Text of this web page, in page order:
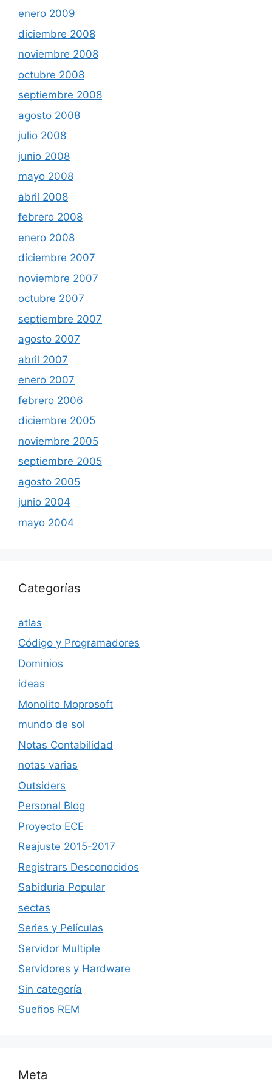
enero 2009
diciembre 2008
noviembre 2008
octubre 2008
septiembre 2008
agosto 2008
julio 2008
junio 2008
mayo 2008
abril 2008
febrero 2008
enero 2008
diciembre 2007
noviembre 2007
octubre 2007
septiembre 2007
agosto 2007
abril 2007
enero 2007
febrero 2006
diciembre 2005
noviembre 2005
septiembre 2005
agosto 2005
junio 2004
mayo 2004
Categorías
atlas
Código y Programadores
Dominios
ideas
Monolito Moprosoft
mundo de sol
Notas Contabilidad
notas varias
Outsiders
Personal Blog
Proyecto ECE
Reajuste 2015-2017
Registrars Desconocidos
Sabiduria Popular
sectas
Series y Películas
Servidor Multiple
Servidores y Hardware
Sin categoría
Sueños REM
Meta